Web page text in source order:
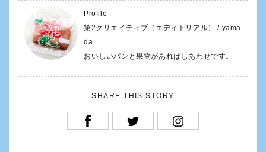
Profile
第2クリエイティブ（エディトリアル） / yama
da
おいしいパンと果物があればしあわせです。
SHARE THIS STORY